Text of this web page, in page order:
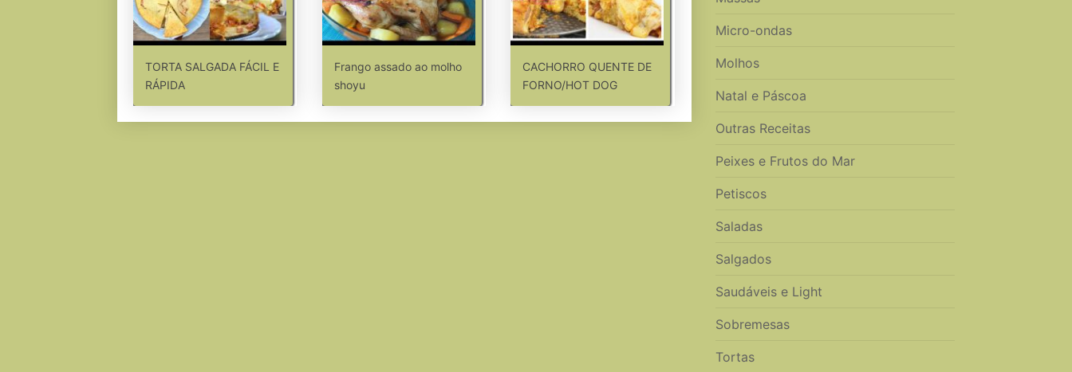
TORTA SALGADA FÁCIL E
RÁPIDA
Frango assado ao molho
shoyu
CACHORRO QUENTE DE
FORNO/HOT DOG
Micro-ondas
Molhos
Natal e Páscoa
Outras Receitas
Peixes e Frutos do Mar
Petiscos
Saladas
Salgados
Saudáveis e Light
Sobremesas
Tortas